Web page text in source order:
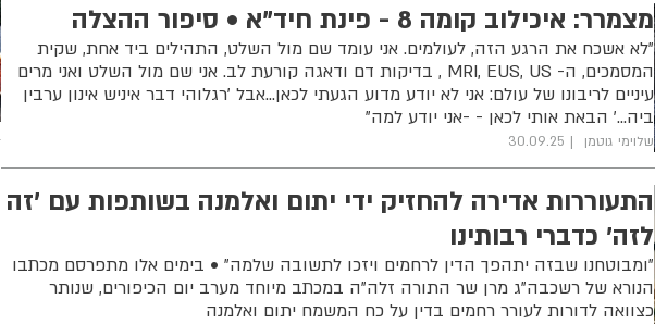
מצמרר: איכילוב קומה 8 - פינת חיד"א • סיפור ההצלה
"לא אשכח את הרגע הזה, לעולמים. אני עומד שם מול השלט, התהילים ביד אחת, שקית
המסמכים, ה- MRI, EUS, US , בדיקות דם ודאגה קורעת לב. אני שם מול השלט ואני מרים
עיניים לריבונו של עולם: אני לא יודע מדוע הגעתי לכאן...אבל 'רגלוהי דבר איניש אינון ערבין
ביה...' הבאת אותי לכאן - -אני יודע למה"
שלוימי גוטמן 30.09.25
התעוררות אדירה להחזיק ידי יתום ואלמנה בשותפות עם 'זה
לזה' כדברי רבותינו
"ומבוטחנו שבזה יתהפך הדין לרחמים ויזכו לתשובה שלמה" • בימים אלו מתפרסם מכתבו
הנורא של רשכבה"ג מרן שר התורה זלה"ה במכתב מיוחד מערב יום הכיפורים, שנותר
כצוואה לדורות לעורר רחמים בדין על כח המשמח יתום ואלמנה